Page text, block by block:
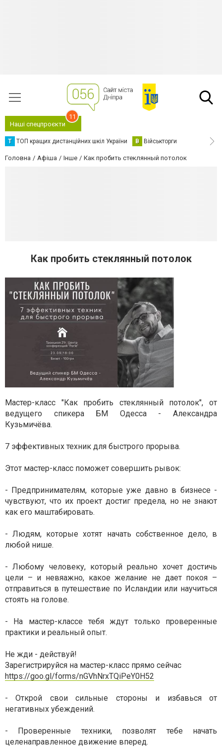
Наші спецпроєкти
11
Т ТОП кращих дистанційних шкіл України В Військторги
Головна Афіша Інше Как пробить стеклянный потолок
Как пробить стеклянный потолок
Мастер-класс "Как пробить стеклянный потолок", от
ведущего спикера БМ Одесса - Александра
Кузьмичёва.
7 эффективных техник для быстрого прорыва.
Этот мастер-класс поможет совершить рывок:
- Предпринимателям, которые уже давно в бизнесе -
чувствуют, что их проект достиг предела, но не знают
как его маштабировать.
- Людям, которые хотят начать собственное дело, в
любой нише.
- Любому человеку, который реально хочет достичь
цели – и невяажно, какое желание не дает покоя –
отправиться в путешествие по Исландии или научиться
стоять на голове.
- На мастер-классе тебя ждут только проверенные
практики и реальный опыт.
Не жди - действуй!
Зарегистрируйся на мастер-класс прямо сейчас
https://goo.gl/forms/nGVhNrxTQiPeY0H52
- Открой свои сильные стороны и избавься от
негативных убеждений.
- Проверенные техники, позволят тебе начать
целенаправленное движение вперед.